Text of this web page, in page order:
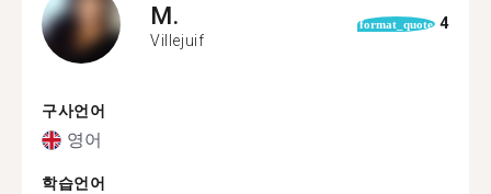
M.
Villejuif
format_quote 4
구사언어
영어
학습언어